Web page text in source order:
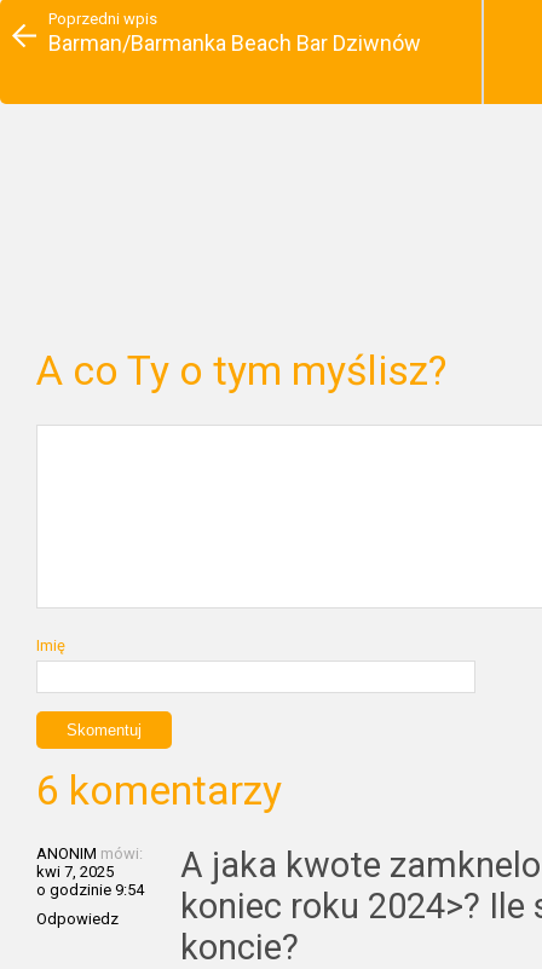
Poprzedni wpis
Barman/Barmanka Beach Bar Dziwnów
A co Ty o tym myślisz?
Imię
6 komentarzy
ANONIM mówi:
kwi 7, 2025
o godzinie 9:54
Odpowiedz
A jaka kwote
koniec roku 2024>?
koncie?